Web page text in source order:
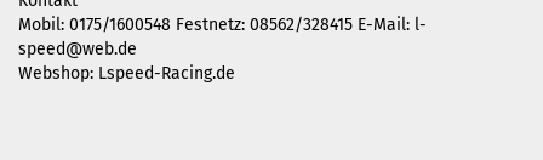
Mobil: 0175/1600548 Festnetz: 08562/328415 E-Mail: l-
speed@web.de
Webshop: Lspeed-Racing.de